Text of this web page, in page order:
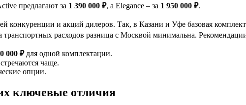
предлагают за 1 390 000 ₽, а Elegance – за 1 950 000 ₽.
и акций дилеров. Так, в Казани и Уфе базовая
транспортных расходов разница с Москвой минимальна.
000 ₽для одной комплектации.
чаще.
опции.
ключевые отличия